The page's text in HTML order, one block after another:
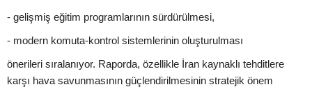
- gelişmiş eğitim programlarının sürdürülmesi,
- modern komuta-kontrol sistemlerinin oluşturulması
önerileri sıralanıyor. Raporda, özellikle İran kaynaklı tehditlere
karşı hava savunmasının güçlendirilmesinin stratejik önem